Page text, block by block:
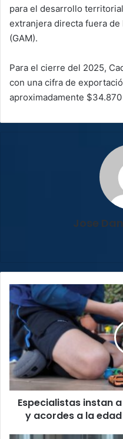
para el desarrollo
extranjera directa fuera
(GAM).
Para el cierre del 2025,
con una cifra de
aproximadamente
Jose
Especialistas
instan
a
regalar
juguetes
seguros
y
acordes
a
edad
Especialistas instan
y acordes a la